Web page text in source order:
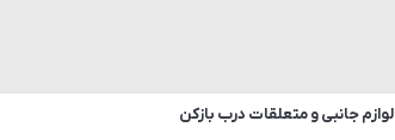
لوازم جانبی و متعلقات درب بازکن